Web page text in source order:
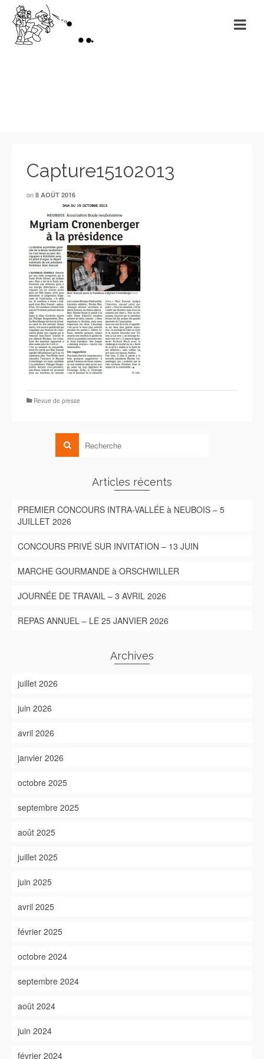
Capture15102013
on 8 AOÛT 2016
Revue de presse
Articles récents
PREMIER CONCOURS INTRA-VALLÉE à NEUBOIS – 5
JUILLET 2026
CONCOURS PRIVÉ SUR INVITATION – 13 JUIN
MARCHE GOURMANDE à ORSCHWILLER
JOURNÉE DE TRAVAIL – 3 AVRIL 2026
REPAS ANNUEL – LE 25 JANVIER 2026
Archives
juillet 2026
juin 2026
avril 2026
janvier 2026
octobre 2025
septembre 2025
août 2025
juillet 2025
juin 2025
avril 2025
février 2025
octobre 2024
septembre 2024
août 2024
juin 2024
février 2024